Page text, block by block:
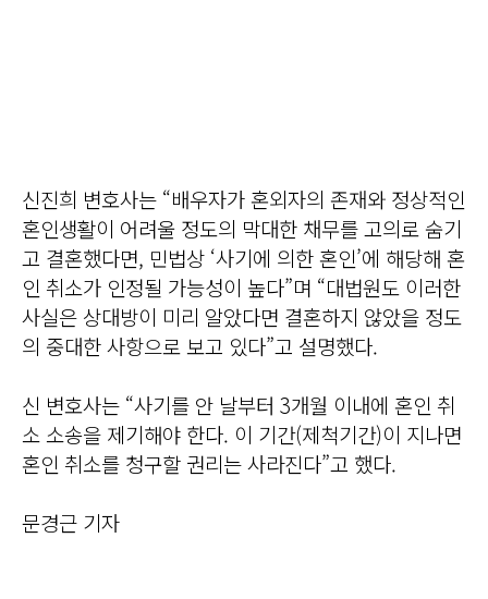
신진희 변호사는 “배우자가 혼외자의 존재와 정상적인
혼인생활이 어려울 정도의 막대한 채무를 고의로 숨기
고 결혼했다면, 민법상 ‘사기에 의한 혼인’에 해당해 혼
인 취소가 인정될 가능성이 높다”며 “대법원도 이러한
사실은 상대방이 미리 알았다면 결혼하지 않았을 정도
의 중대한 사항으로 보고 있다”고 설명했다.
신 변호사는 “사기를 안 날부터 3개월 이내에 혼인 취
소 소송을 제기해야 한다. 이 기간(제척기간)이 지나면
혼인 취소를 청구할 권리는 사라진다”고 했다.
문경근 기자